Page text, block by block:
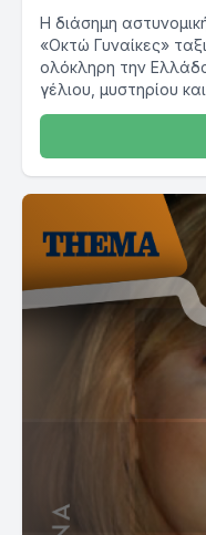
Η διάσημη
«Οκτώ Γυναίκες»
ολόκληρη την
γέλιου, μυστηρίου